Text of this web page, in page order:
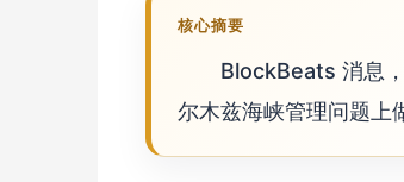
核心摘要
BlockBeats 消息
尔木兹海峡管理问题上